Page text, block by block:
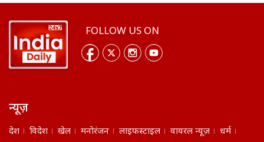
FOLLOW US ON
न्यूज़
देश विदेश खेल मनोरंजन लाइफस्टाइल वायरल न्यूज़ धर्म